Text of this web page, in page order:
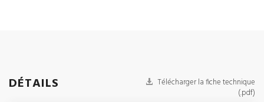
DÉTAILS
Télécharger la fiche technique
(.pdf)